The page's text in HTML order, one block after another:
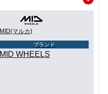
MID(マルカ)
ブランド
MID WHEELS